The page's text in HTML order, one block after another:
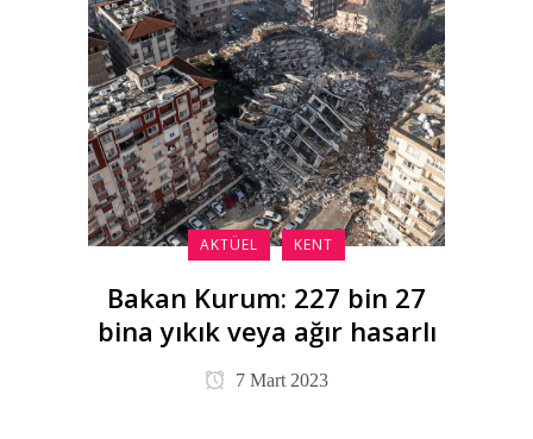
AKTÜEL KENT
Bakan Kurum: 227 bin 27
bina yıkık veya ağır hasarlı
7 Mart 2023